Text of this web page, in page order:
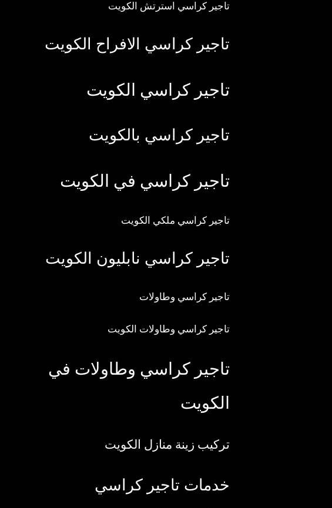
تاجير كراسي استرتش الكويت
تاجير كراسي الافراح الكويت
تاجير كراسي الكويت
تاجير كراسي بالكويت
تاجير كراسي في الكويت
تاجير كراسي ملكي الكويت
تاجير كراسي نابليون الكويت
تاجير كراسي وطاولات
تاجير كراسي وطاولات الكويت
تاجير كراسي وطاولات في
الكويت
تركيب زينة منازل الكويت
خدمات تاجير كراسي